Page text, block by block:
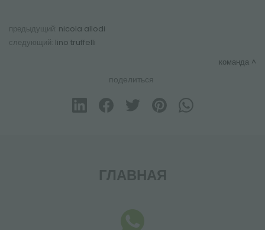
предыдущий: nicola allodi
следующий: lino truffelli
команда
поделиться
ГЛАВНАЯ